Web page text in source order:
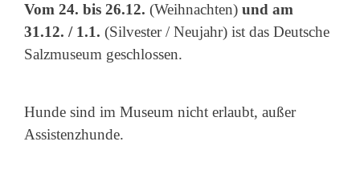
Vom 24. bis 26.12. (Weihnachten) und am
31.12. / 1.1. (Silvester / Neujahr) ist das Deutsche
Salzmuseum geschlossen.
Hunde sind im Museum nicht erlaubt, außer
Assistenzhunde.